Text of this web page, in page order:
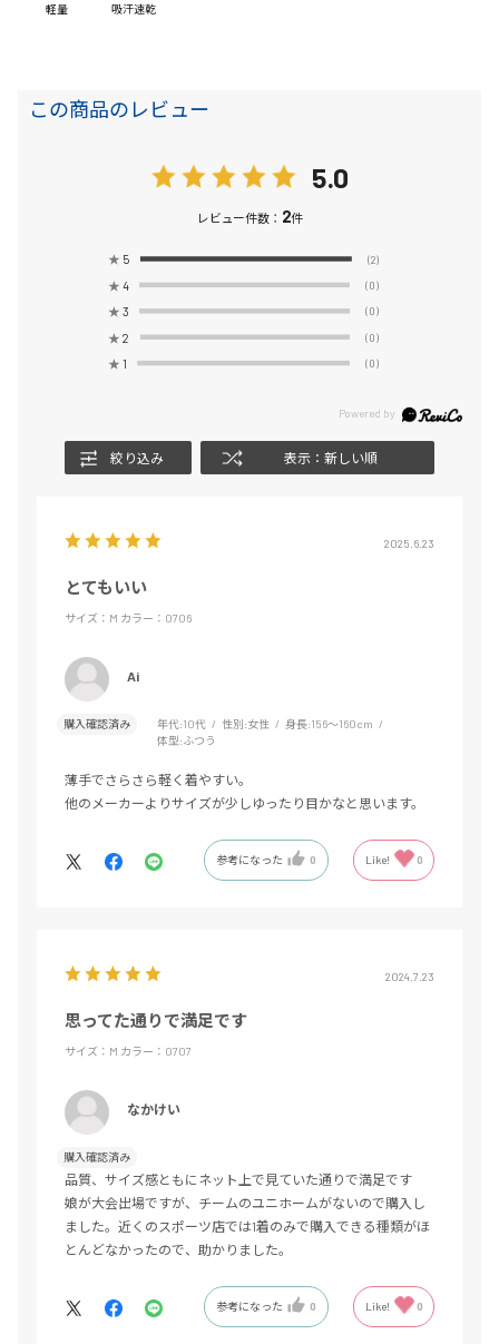
軽量 吸汗速乾
この商品のレビュー
5.0
レビュー件数： 2件
★ 5 (2)
★ 4 (0)
★ 3 (0)
★ 2 (0)
★ 1 (0)
絞り込み 表示：新しい順
2025.6.23
とてもいい
サイズ：M カラー：0706
Ai
購入確認済み 年代:10代 性別:女性 身長:156～160cm
体型:ふつう
薄手でさらさら軽く着やすい。
他のメーカーよりサイズが少しゆったり目かなと思います。
参考になった 0 Like! 0
2024.7.23
思ってた通りで満足です
サイズ：M カラー：0707
なかけい
購入確認済み
品質、サイズ感ともにネット上で見ていた通りで満足です
娘が大会出場ですが、チームのユニホームがないので購入し
ました。近くのスポーツ店では1着のみで購入できる種類がほ
とんどなかったので、助かりました。
参考になった 0 Like! 0